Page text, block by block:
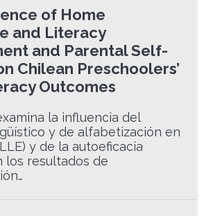
of Home
and Literacy
and Parental Self-
Chilean Preschoolers’
Outcomes
la influencia del
y de alfabetización en
y de la autoeficacia
los resultados de